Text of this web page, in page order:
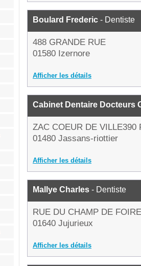
Boulard Frederic - Dentiste
488 GRANDE RUE
01580 Izernore
Afficher les détails
Cabinet Dentaire Docteurs
ZAC COEUR DE VILLE390
01480 Jassans-riottier
Afficher les détails
Mallye Charles - Dentiste
RUE DU CHAMP DE FOIRE
01640 Jujurieux
Afficher les détails